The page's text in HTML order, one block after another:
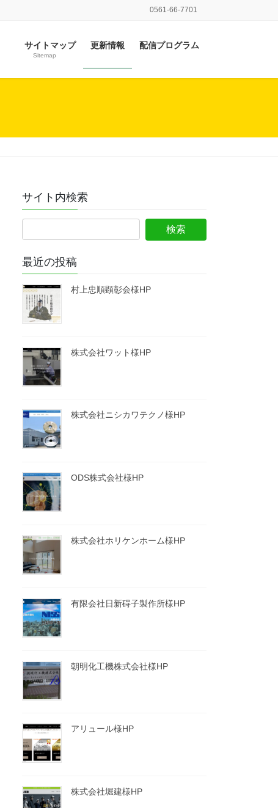
0561-66-7701
サイトマップ
Sitemap
更新情報 配信プログラム
サイト内検索
最近の投稿
村上忠順顕彰会様HP
株式会社ワット様HP
株式会社ニシカワテクノ様HP
ODS株式会社様HP
株式会社ホリケンホーム様HP
有限会社日新碍子製作所様HP
朝明化工機株式会社様HP
アリュール様HP
株式会社堀建様HP